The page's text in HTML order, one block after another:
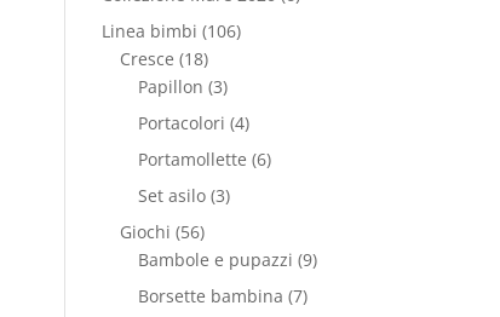
Linea bimbi (106)
Cresce (18)
Papillon (3)
Portacolori (4)
Portamollette (6)
Set asilo (3)
Giochi (56)
Bambole e pupazzi (9)
Borsette bambina (7)